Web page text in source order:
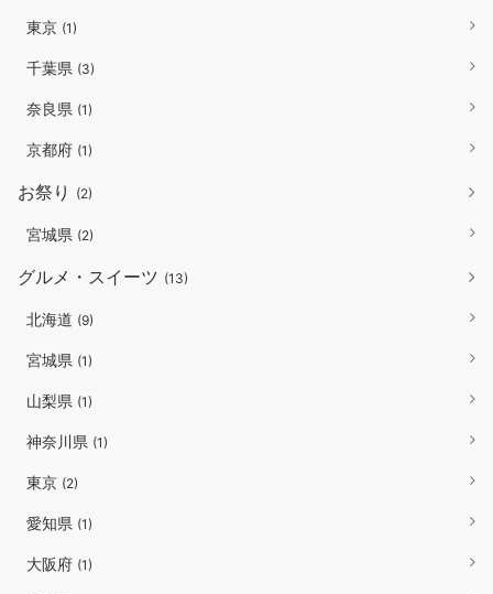
東京 (1)
千葉県 (3)
奈良県 (1)
京都府 (1)
お祭り (2)
宮城県 (2)
グルメ・スイーツ (13)
北海道 (9)
宮城県 (1)
山梨県 (1)
神奈川県 (1)
東京 (2)
愛知県 (1)
大阪府 (1)